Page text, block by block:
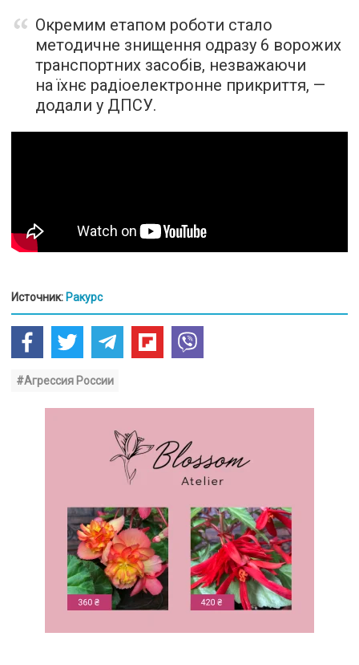
Окремим етапом роботи стало
методичне знищення одразу 6 ворожих
транспортних засобів, незважаючи
на їхнє радіоелектронне прикриття, —
додали у ДПСУ.
Источник: Ракурс
#Агрессия России